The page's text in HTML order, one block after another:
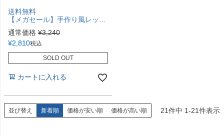
送料無料
【メガセール】手作り風レッスンバッグ レースの絵本バッグ TAK
通常価格 ¥3,240
¥2,810税込
SOLD OUT
カートに入れる
並び替え 新着順 価格が安い順 価格が高い順 21件中 1-21件表示